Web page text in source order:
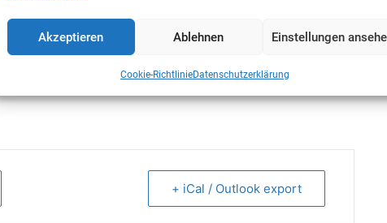
Akzeptieren Ablehnen Einstellungen
Cookie-RichtlinieDatenschutzerklärung
+ iCal / Outlook export